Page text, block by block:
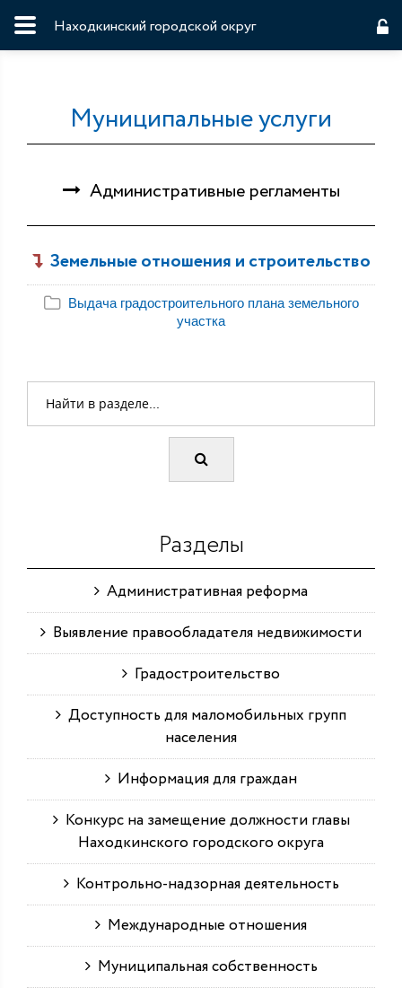
Находкинский городской округ
Муниципальные услуги
Административные регламенты
Земельные отношения и строительство
Выдача градостроительного плана земельного
участка
Разделы
Административная реформа
Выявление правообладателя недвижимости
Градостроительство
Доступность для маломобильных групп
населения
Информация для граждан
Конкурс на замещение должности главы
Находкинского городского округа
Контрольно-надзорная деятельность
Международные отношения
Муниципальная собственность